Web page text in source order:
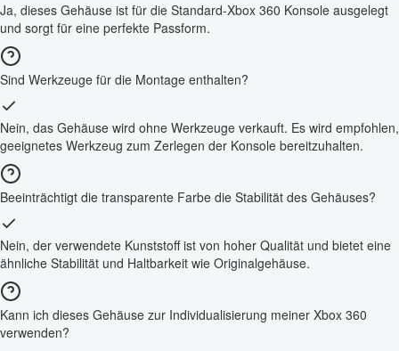
Ja, dieses Gehäuse ist für die Standard-Xbox 360 Konsole ausgelegt
und sorgt für eine perfekte Passform.
Sind Werkzeuge für die Montage enthalten?
Nein, das Gehäuse wird ohne Werkzeuge verkauft. Es wird empfohlen,
geeignetes Werkzeug zum Zerlegen der Konsole bereitzuhalten.
Beeinträchtigt die transparente Farbe die Stabilität des Gehäuses?
Nein, der verwendete Kunststoff ist von hoher Qualität und bietet eine
ähnliche Stabilität und Haltbarkeit wie Originalgehäuse.
Kann ich dieses Gehäuse zur Individualisierung meiner Xbox 360
verwenden?